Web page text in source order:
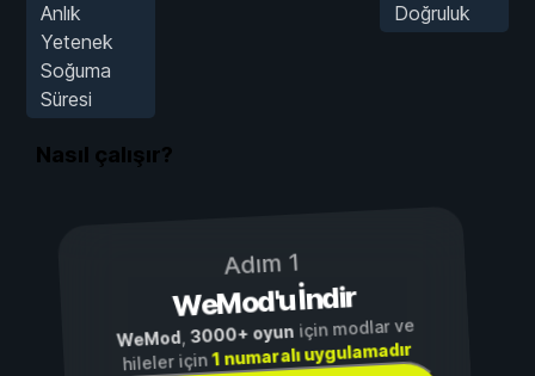
Anlık
Yetenek
Soğuma
Süresi
Doğruluk
Nasıl çalışır?
Adım 1
WeMod'u İndir
WeMod,3000+ oyuniçin modlar ve
hileler için1 numaralı uygulamadır